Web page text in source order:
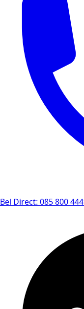
Bel Direct: 085 800